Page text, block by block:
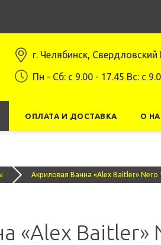
г. Челябинск,
Пн - Сб: c 9.00 - 17.45 Вс: c
ОПЛАТА И ДОСТАВКА О
Акриловая Ванна «Alex Baitler» Nero
«Alex Baitler»